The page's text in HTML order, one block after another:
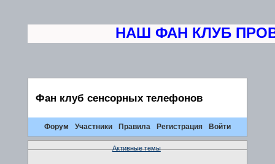
НАШ ФАН КЛУБ
Фан клуб сенсорных телефонов
Форум Участники Правила Регистрация Войти
Активные темы